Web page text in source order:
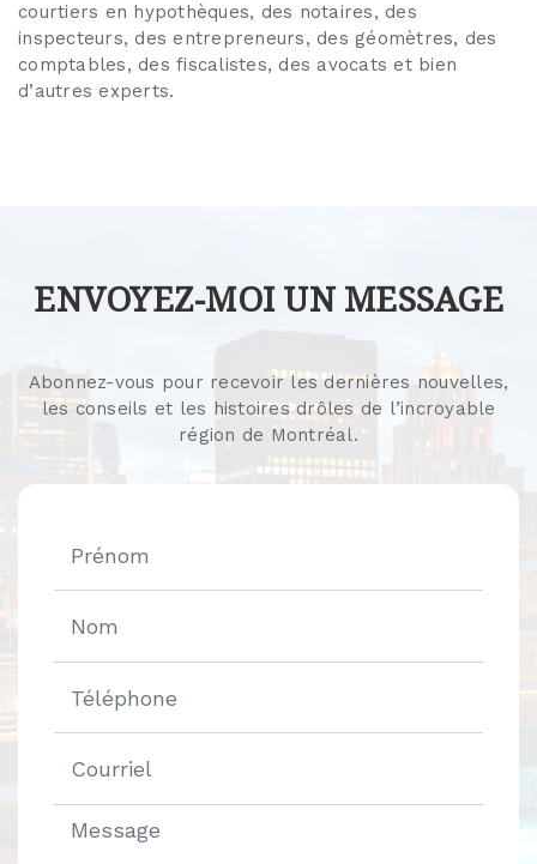
courtiers en hypothèques, des notaires, des
inspecteurs, des entrepreneurs, des géomètres, des
comptables, des fiscalistes, des avocats et bien
d’autres experts.
ENVOYEZ-MOI UN MESSAGE
Abonnez-vous pour recevoir les dernières nouvelles,
les conseils et les histoires drôles de l’incroyable
région de Montréal.